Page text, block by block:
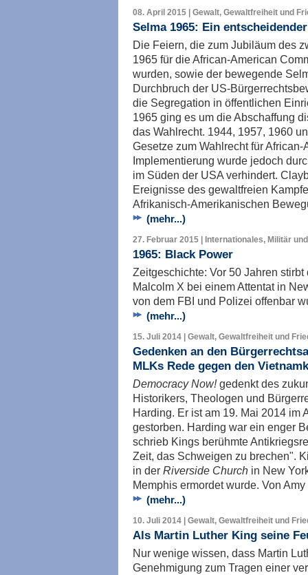
08. April 2015 | Gewalt, Gewaltfreiheit und
Selma 1965: Ein
Die Feiern, die zum Jubiläum des
1965 für die African-American
wurden, sowie der bewegende
Durchbruch der US-
die Segregation in öffentlichen
1965 ging es um die Abschaffung
das Wahlrecht. 1944, 1957, 1960
Gesetze zum Wahlrecht für
Implementierung wurde jedoch
im Süden der USA verhindert.
Ereignisse des gewaltfreien
Afrikanisch-Amerikanischen
(mehr...)
27. Februar 2015 | Internationales, Militär
1965: Black Power
Zeitgeschichte: Vor 50 Jahren
Malcolm X bei einem Attentat in
von dem FBI und Polizei offenbar
(mehr...)
15. Juli 2014 | Gewalt, Gewaltfreiheit und
Gedenken an den
MLKs Rede gegen den
Democracy Now!gedenkt des
Historikers, Theologen und
Harding. Er ist am 19. Mai 2014 im
gestorben. Harding war ein enger
schrieb Kings berühmte
Zeit, das Schweigen zu brechen".
in der Riverside Church in New
Memphis ermordet wurde. Von
(mehr...)
10. Juli 2014 | Gewalt, Gewaltfreiheit und
Als Martin Luther King seine
Nur wenige wissen, dass Martin
Genehmigung zum Tragen einer